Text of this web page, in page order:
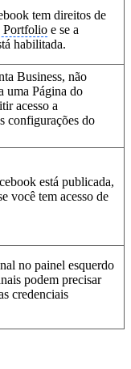
tem direitos de
Portfolio e se a
habilitada.
Business, não
uma Página do
acesso a
configurações do
está publicada,
você tem acesso de
no painel esquerdo
podem precisar
credenciais